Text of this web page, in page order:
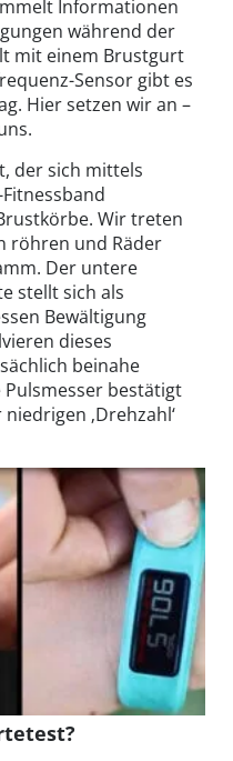
Informationen
während der
mit einem Brustgurt
Sensor gibt es
Hier setzen wir an –
der sich mittels
Wir treten
röhren und Räder
Der untere
stellt sich als
Bewältigung
dieses
beinahe
bestätigt
‚Drehzahl‘